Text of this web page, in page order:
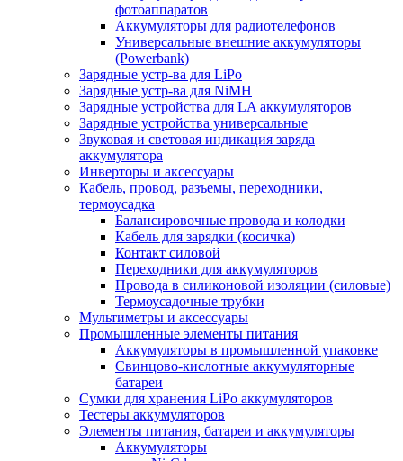
фотоаппаратов
Аккумуляторы для радиотелефонов
Универсальные внешние аккумуляторы
(Powerbank)
Зарядные устр-ва для LiPo
Зарядные устр-ва для NiMH
Зарядные устройства для LA аккумуляторов
Зарядные устройства универсальные
Звуковая и световая индикация заряда
аккумулятора
Инверторы и аксессуары
Кабель, провод, разъемы, переходники,
термоусадка
Балансировочные провода и колодки
Кабель для зарядки (косичка)
Контакт силовой
Переходники для аккумуляторов
Провода в силиконовой изоляции (силовые)
Термоусадочные трубки
Мультиметры и аксессуары
Промышленные элементы питания
Аккумуляторы в промышленной упаковке
Свинцово-кислотные аккумуляторные
батареи
Сумки для хранения LiPo аккумуляторов
Тестеры аккумуляторов
Элементы питания, батареи и аккумуляторы
Аккумуляторы